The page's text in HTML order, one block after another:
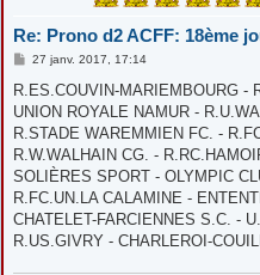
Re: Prono d2 ACFF: 18ème
M
s
a
g
27 janv. 2017, 17:14
R.ES.COUVIN-MARIEMBOURG
UNION ROYALE NAMUR -
R.STADE WAREMMIEN FC. -
R.W.WALHAIN CG. -
SOLIÈRES SPORT - OLYMPIC
R.FC.UN.LA CALAMINE -
CHATELET-FARCIENNES S.C. -
R.US.GIVRY - CHARLEROI-